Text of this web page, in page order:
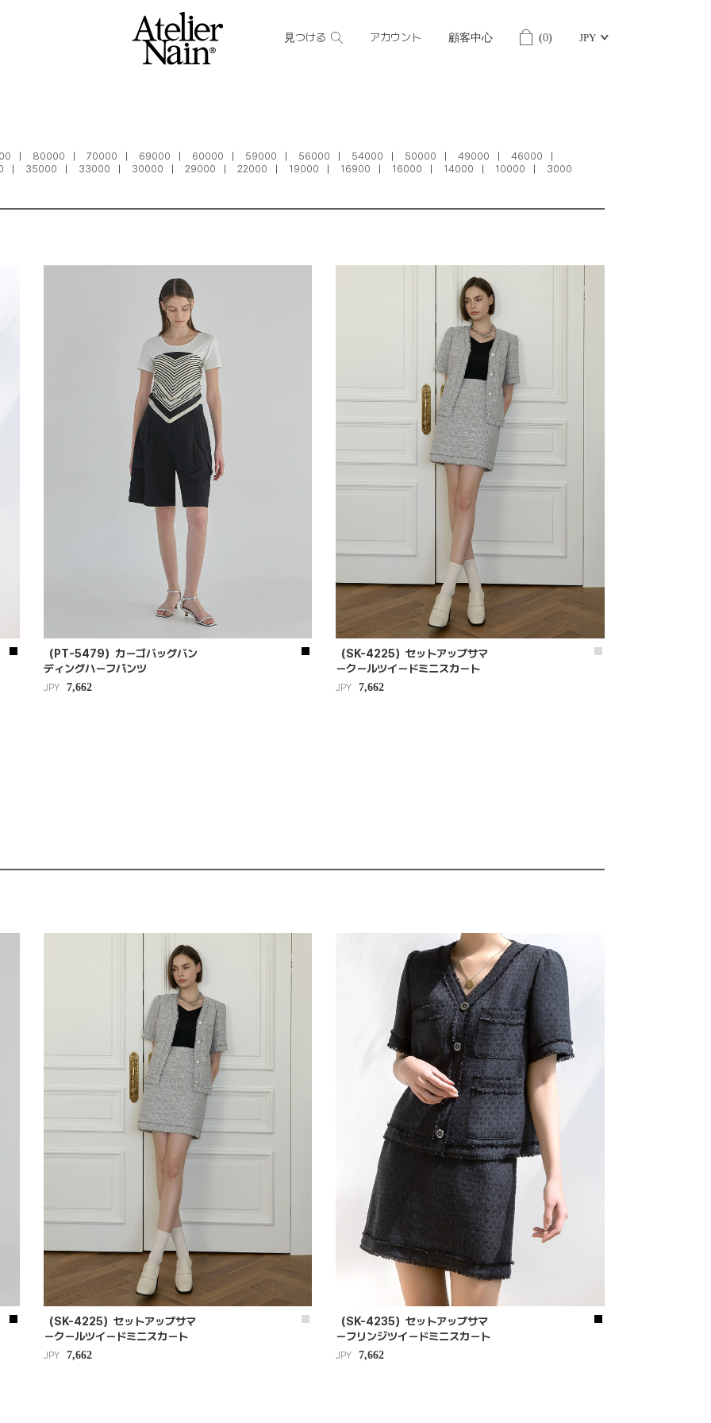
見つける アカウント 顧客中心 (0) JPY
80000 70000 69000 60000 59000 56000 54000 50000 49000
46000
35000 33000 30000 29000 22000 19000 16900 16000 14000 10000 3000
（PT-5479）カーゴバッグバン
ディングハーフパンツ
JPY 7,662
（SK-4225）セットアップサマ
ークールツイードミニスカート
JPY 7,662
（SK-4225）セットアップサマ
ークールツイードミニスカート
JPY 7,662
（SK-4235）セットアップサマ
ーフリンジツイードミニスカート
JPY 7,662